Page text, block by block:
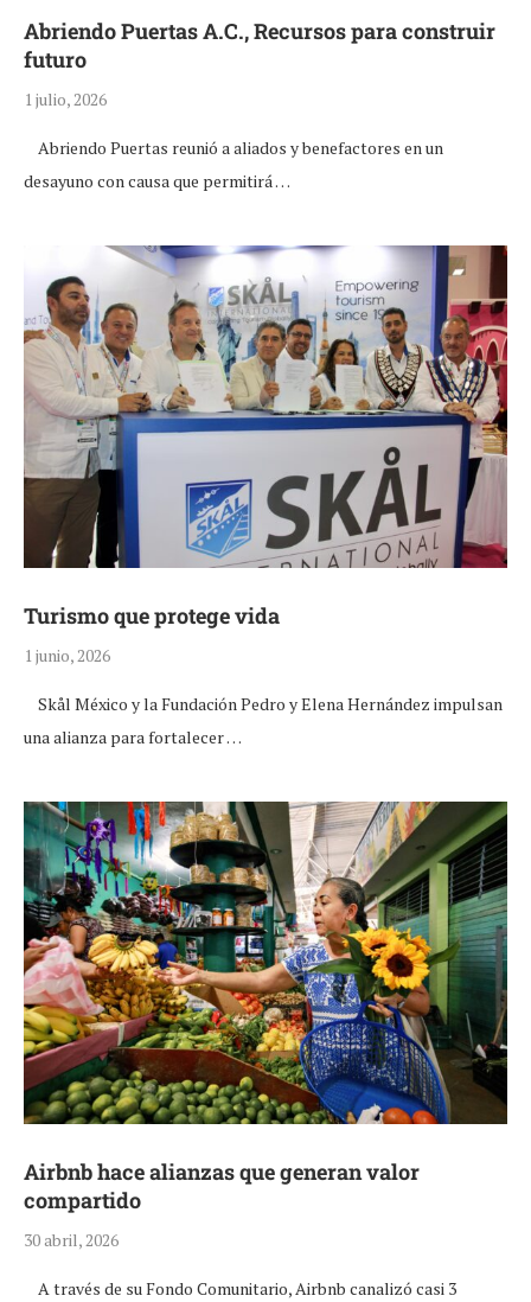
Abriendo Puertas A.C., Recursos para construir
futuro
1 julio, 2026
Abriendo Puertas reunió a aliados y benefactores en un
desayuno con causa que permitirá …
Turismo que protege vida
1 junio, 2026
Skål México y la Fundación Pedro y Elena Hernández impulsan
una alianza para fortalecer …
Airbnb hace alianzas que generan valor
compartido
30 abril, 2026
A través de su Fondo Comunitario, Airbnb canalizó casi 3